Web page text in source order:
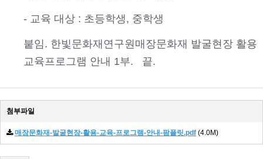
- 교육 대상 : 초등학생, 중학생
붙임. 한빛문화재연구원매장문화재 발굴현장 활용
교육프로그램 안내 1부. 끝.
첨부파일
매장문화재-발굴현장-활용-교육-프로그램-안내-팜플릿.pdf (4.0M)